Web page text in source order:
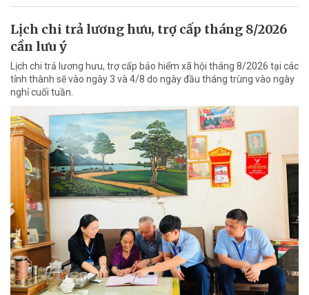
Lịch chi trả lương hưu, trợ cấp tháng 8/2026
cần lưu ý
Lịch chi trả lương hưu, trợ cấp bảo hiểm xã hội tháng 8/2026 tại các
tỉnh thành sẽ vào ngày 3 và 4/8 do ngày đầu tháng trùng vào ngày
nghỉ cuối tuần.